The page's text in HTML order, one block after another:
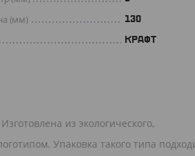
(мм) 130
КРАФТ
из экологического,
Упаковка такого типа